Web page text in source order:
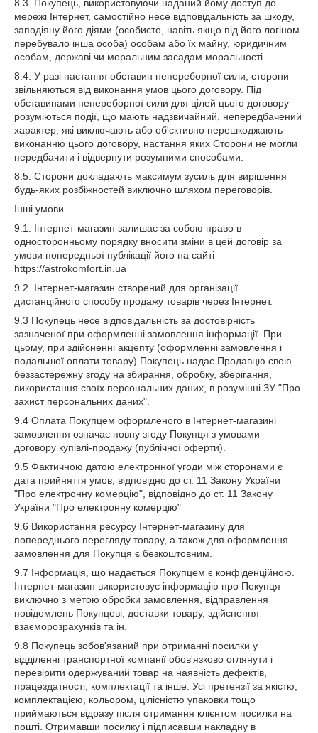
8.3. Покупець, використовуючи наданий йому доступ до
мережі Інтернет, самостійно несе відповідальність за шкоду,
заподіяну його діями (особисто, навіть якщо під його логіном
перебувало інша особа) особам або їх майну, юридичним
особам, державі чи моральним засадам моральності.
8.4. У разі настання обставин непереборної сили, сторони
звільняються від виконання умов цього договору. Під
обставинами непереборної сили для цілей цього договору
розуміються події, що мають надзвичайний, непередбачений
характер, які виключають або об'єктивно перешкоджають
виконанню цього договору, настання яких Сторони не могли
передбачити і відвернути розумними способами.
8.5. Сторони докладають максимум зусиль для вирішення
будь-яких розбіжностей виключно шляхом переговорів.
Інші умови
9.1. Інтернет-магазин залишає за собою право в
односторонньому порядку вносити зміни в цей договір за
умови попередньої публікації його на сайті
https://astrokomfort.in.ua
9.2. Інтернет-магазин створений для організації
дистанційного способу продажу товарів через Інтернет.
9.3 Покупець несе відповідальність за достовірність
зазначеної при оформленні замовлення інформації. При
цьому, при здійсненні акцепту (оформленні замовлення і
подальшої оплати товару) Покупець надає Продавцю свою
беззастережну згоду на збирання, обробку, зберігання,
використання своїх персональних даних, в розумінні ЗУ "Про
захист персональних даних".
9.4 Оплата Покупцем оформленого в Інтернет-магазині
замовлення означає повну згоду Покупця з умовами
договору купівлі-продажу (публічної оферти).
9.5 Фактичною датою електронної угоди між сторонами є
дата прийняття умов, відповідно до ст. 11 Закону України
"Про електронну комерцію", відповідно до ст. 11 Закону
України "Про електронну комерцію"
9.6 Використання ресурсу Інтернет-магазину для
попереднього перегляду товару, а також для оформлення
замовлення для Покупця є безкоштовним.
9.7 Інформація, що надається Покупцем є конфіденційною.
Інтернет-магазин використовує інформацію про Покупця
виключно з метою обробки замовлення, відправлення
повідомлень Покупцеві, доставки товару, здійснення
взаєморозрахунків та ін.
9.8 Покупець зобов'язаний при отриманні посилки у
відділенні транспортної компанії обов'язково оглянути і
перевірити одержуваний товар на наявність дефектів,
працездатності, комплектації та інше. Усі претензії за якістю,
комплектацією, кольором, цілісністю упаковки тощо
приймаються відразу після отримання клієнтом посилки на
пошті. Отримавши посилку і підписавши накладну в